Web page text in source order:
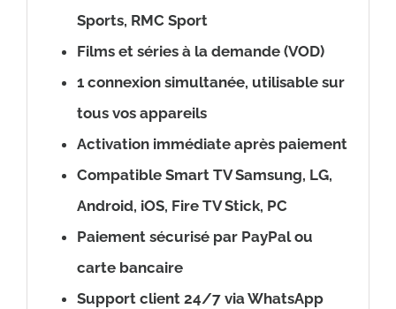
Sports, RMC Sport
Films et séries à la demande (VOD)
1 connexion simultanée, utilisable sur
tous vos appareils
Activation immédiate après paiement
Compatible Smart TV Samsung, LG,
Android, iOS, Fire TV Stick, PC
Paiement sécurisé par PayPal ou
carte bancaire
Support client 24/7 via WhatsApp